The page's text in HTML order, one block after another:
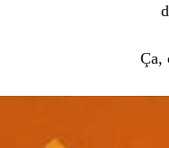
Ça,